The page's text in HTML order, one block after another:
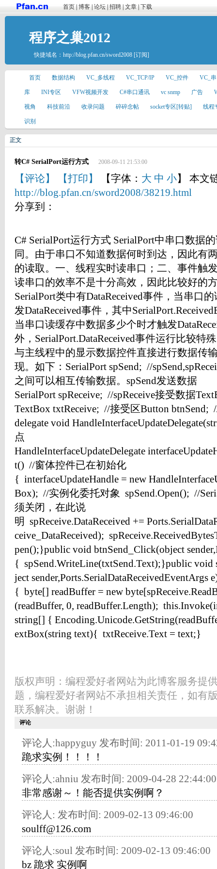
首页 博客 论坛 招聘 文章 下载
程序之巢2012
快捷域名： http://blog.pfan.cn/sword2008 [订阅]
首页 数据结构 VC_多线程 VC_TCP/IP VC_控件 VC_
库 INI专区 VFW视频开发 C#串口通讯 vc snmp 广告
视角 科技前沿 收录问题 碎碎念帖 socket专区[转贴] 线程
识别
正文
转C# SerialPort运行方式 2008-09-11 21:53:00
【评论】 【打印】 【字体： 大 中 小】 本文
http://blog.pfan.cn/sword2008/38219.html
分享到：
C# SerialPort运行方式 SerialPort中串口数据
同。由于串口不知道数据何时到达，因此有
的读取。一、线程实时读串口；二、事件触
读串口的效率不是十分高效，因此比较好的
SerialPort类中有DataReceived事件，当串口
发DataReceived事件，其中
当串口读缓存中数据多少个时才触发
外，SerialPort.DataReceived事件运行比较特
与主线程中的显示数据控件直接进行数据传
现。如下：SerialPort spSend; //
之间可以相互传输数据。spSend发送数据
SerialPort spReceive; //spReceive接受数据
TextBox txtReceive; //接受区Button btnSend;
delegate void
点
HandleInterfaceUpdateDelegate
t() //窗体控件已在初始化
{ interfaceUpdateHandle = new
Box); //实例化委托对象 spSend.Open(); //
须关闭，在此说
明 spReceive.DataReceived +=
ceive_DataReceived);
pen();}public void btnSend_Click(object
{ spSend.WriteLine(txtSend.Text);}public void
ject sender,Ports.SerialDataReceivedEventArgs
{ byte[] readBuffer = new
(readBuffer, 0, readBuffer.Length);
string[] {
extBox(string text){ txtReceive.Text = text;}
版权声明：编程爱好者网站为此博客服务提
题，编程爱好者网站不承担相关责任，如有
联系解决。谢谢！
评论
评论人:happyguy 发布时间: 2011-01-19
跪求实例！！！！
评论人:ahniu 发布时间: 2009-04-28 22:44:00
非常感谢～！能否提供实例啊？
评论人: 发布时间: 2009-02-13 09:46:00
soulff@126.com
评论人:soul 发布时间: 2009-02-13 09:46:00
bz 跪求 实例啊